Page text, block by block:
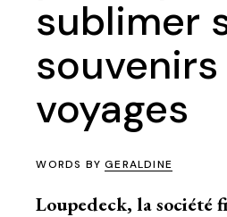
sublimer
voyages
WORDS BYGERALDINE
Loupedeck, la société